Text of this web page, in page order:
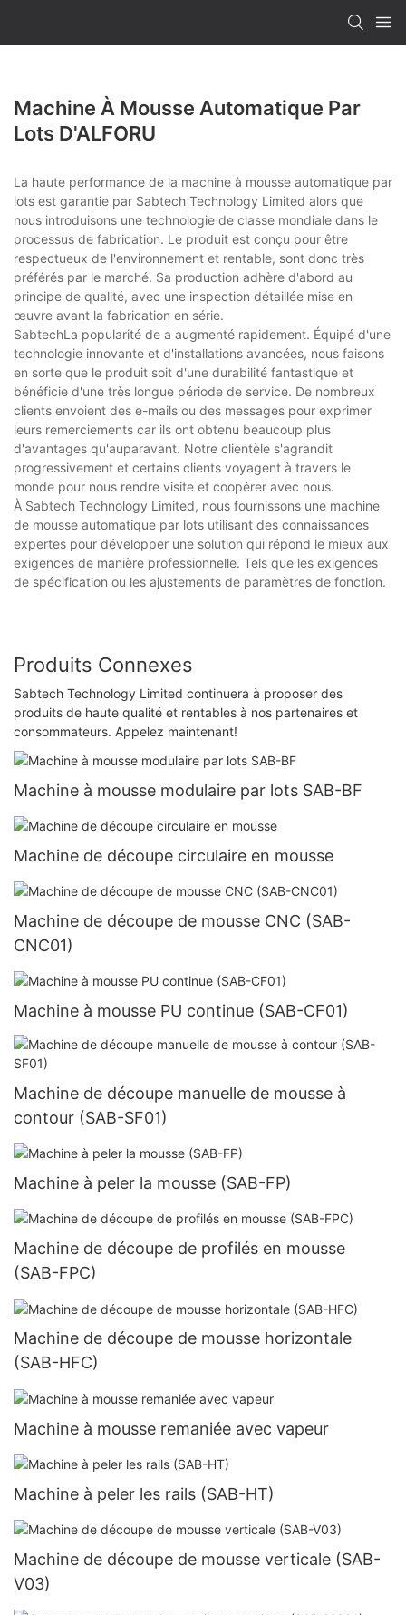
Machine À Mousse Automatique Par
Lots D'ALFORU
La haute performance de la machine à mousse automatique par
lots est garantie par Sabtech Technology Limited alors que
nous introduisons une technologie de classe mondiale dans le
processus de fabrication. Le produit est conçu pour être
respectueux de l'environnement et rentable, sont donc très
préférés par le marché. Sa production adhère d'abord au
principe de qualité, avec une inspection détaillée mise en
œuvre avant la fabrication en série.
SabtechLa popularité de a augmenté rapidement. Équipé d'une
technologie innovante et d'installations avancées, nous faisons
en sorte que le produit soit d'une durabilité fantastique et
bénéficie d'une très longue période de service. De nombreux
clients envoient des e-mails ou des messages pour exprimer
leurs remerciements car ils ont obtenu beaucoup plus
d'avantages qu'auparavant. Notre clientèle s'agrandit
progressivement et certains clients voyagent à travers le
monde pour nous rendre visite et coopérer avec nous.
À Sabtech Technology Limited, nous fournissons une machine
de mousse automatique par lots utilisant des connaissances
expertes pour développer une solution qui répond le mieux aux
exigences de manière professionnelle. Tels que les exigences
de spécification ou les ajustements de paramètres de fonction.
Produits Connexes
Sabtech Technology Limited continuera à proposer des
produits de haute qualité et rentables à nos partenaires et
consommateurs. Appelez maintenant!
Machine à mousse modulaire par lots SAB-BF
Machine de découpe circulaire en mousse
Machine de découpe de mousse CNC (SAB-
CNC01)
Machine à mousse PU continue (SAB-CF01)
Machine de découpe manuelle de mousse à
contour (SAB-SF01)
Machine à peler la mousse (SAB-FP)
Machine de découpe de profilés en mousse
(SAB-FPC)
Machine de découpe de mousse horizontale
(SAB-HFC)
Machine à mousse remaniée avec vapeur
Machine à peler les rails (SAB-HT)
Machine de découpe de mousse verticale (SAB-
V03)